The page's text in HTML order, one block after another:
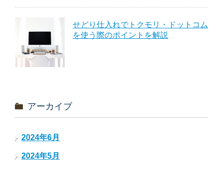
せどり仕入れでトクモリ・ドットコム
を使う際のポイントを解説
アーカイブ
2024年6月
2024年5月